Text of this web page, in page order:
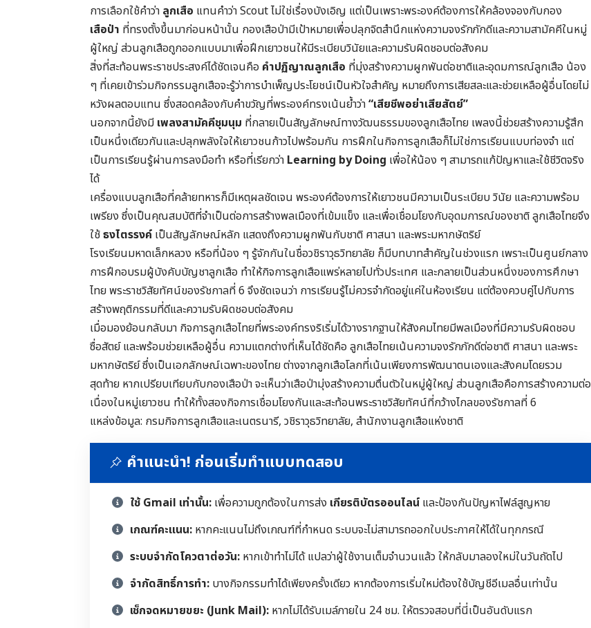
การเลือกใช้คำว่า ลูกเสือ แทนคำว่า Scout ไม่ใช่เรื่องบังเอิญ แต่เป็นเพราะพระองค์ต้องการให้คล้องจองกับกอง
เสือป่า ที่ทรงตั้งขึ้นมาก่อนหน้านั้น กองเสือป่ามีเป้าหมายเพื่อปลุกจิตสำนึกแห่งความจงรักภักดีและความสามัคคีในหมู่
ผู้ใหญ่ ส่วนลูกเสือถูกออกแบบมาเพื่อฝึกเยาวชนให้มีระเบียบวินัยและความรับผิดชอบต่อสังคม
สิ่งที่สะท้อนพระราชประสงค์ได้ชัดเจนคือ คำปฏิญาณลูกเสือ ที่มุ่งสร้างความผูกพันต่อชาติและอุดมการณ์ลูกเสือ น้อง
ๆ ที่เคยเข้าร่วมกิจกรรมลูกเสือจะรู้ว่าการบำเพ็ญประโยชน์เป็นหัวใจสำคัญ หมายถึงการเสียสละและช่วยเหลือผู้อื่นโดยไม่
หวังผลตอบแทน ซึ่งสอดคล้องกับคำขวัญที่พระองค์ทรงเน้นย้ำว่า“เสียชีพอย่าเสียสัตย์”
นอกจากนี้ยังมี เพลงสามัคคีชุมนุม ที่กลายเป็นสัญลักษณ์ทางวัฒนธรรมของลูกเสือไทย เพลงนี้ช่วยสร้างความรู้สึก
เป็นหนึ่งเดียวกันและปลุกพลังใจให้เยาวชนก้าวไปพร้อมกัน การฝึกในกิจการลูกเสือก็ไม่ใช่การเรียนแบบท่องจำ แต่
เป็นการเรียนรู้ผ่านการลงมือทำ หรือที่เรียกว่า Learning by Doing เพื่อให้น้อง ๆ สามารถแก้ปัญหาและใช้ชีวิตจริง
ได้
เครื่องแบบลูกเสือที่คล้ายทหารก็มีเหตุผลชัดเจน พระองค์ต้องการให้เยาวชนมีความเป็นระเบียบ วินัย และความพร้อม
เพรียง ซึ่งเป็นคุณสมบัติที่จำเป็นต่อการสร้างพลเมืองที่เข้มแข็ง และเพื่อเชื่อมโยงกับอุดมการณ์ของชาติ ลูกเสือไทยจึง
ใช้ธงไตรรงค์ เป็นสัญลักษณ์หลัก แสดงถึงความผูกพันกับชาติ ศาสนา และพระมหากษัตริย์
โรงเรียนมหาดเล็กหลวง หรือที่น้อง ๆ รู้จักกันในชื่อวชิราวุธวิทยาลัย ก็มีบทบาทสำคัญในช่วงแรก เพราะเป็นศูนย์กลาง
การฝึกอบรมผู้บังคับบัญชาลูกเสือ ทำให้กิจการลูกเสือแพร่หลายไปทั่วประเทศ และกลายเป็นส่วนหนึ่งของการศึกษา
ไทย พระราชวิสัยทัศน์ของรัชกาลที่ 6 จึงชัดเจนว่า การเรียนรู้ไม่ควรจำกัดอยู่แค่ในห้องเรียน แต่ต้องควบคู่ไปกับการ
สร้างพฤติกรรมที่ดีและความรับผิดชอบต่อสังคม
เมื่อมองย้อนกลับมา กิจการลูกเสือไทยที่พระองค์ทรงริเริ่มได้วางรากฐานให้สังคมไทยมีพลเมืองที่มีความรับผิดชอบ
ซื่อสัตย์ และพร้อมช่วยเหลือผู้อื่น ความแตกต่างที่เห็นได้ชัดคือ ลูกเสือไทยเน้นความจงรักภักดีต่อชาติ ศาสนา และพระ
มหากษัตริย์ ซึ่งเป็นเอกลักษณ์เฉพาะของไทย ต่างจากลูกเสือโลกที่เน้นเพียงการพัฒนาตนเองและสังคมโดยรวม
สุดท้าย หากเปรียบเทียบกับกองเสือป่า จะเห็นว่าเสือป่ามุ่งสร้างความตื่นตัวในหมู่ผู้ใหญ่ ส่วนลูกเสือคือการสร้างความต่อ
เนื่องในหมู่เยาวชน ทำให้ทั้งสองกิจการเชื่อมโยงกันและสะท้อนพระราชวิสัยทัศน์ที่กว้างไกลของรัชกาลที่ 6
แหล่งข้อมูล: กรมกิจการลูกเสือและเนตรนารี, วชิราวุธวิทยาลัย, สำนักงานลูกเสือแห่งชาติ
คำแนะนำ! ก่อนเริ่มทำแบบทดสอบ
ใช้ Gmail เท่านั้น: เพื่อความถูกต้องในการส่ง เกียรติบัตรออนไลน์ และป้องกันปัญหาไฟล์สูญหาย
เกณฑ์คะแนน: หากคะแนนไม่ถึงเกณฑ์ที่กำหนด ระบบจะไม่สามารถออกใบประกาศให้ได้ในทุกกรณี
ระบบจำกัดโควตาต่อวัน: หากเข้าทำไม่ได้ แปลว่าผู้ใช้งานเต็มจำนวนแล้ว ให้กลับมาลองใหม่ในวันถัดไป
จำกัดสิทธิ์การทำ: บางกิจกรรมทำได้เพียงครั้งเดียว หากต้องการเริ่มใหม่ต้องใช้บัญชีอีเมลอื่นเท่านั้น
เช็กจดหมายขยะ (Junk Mail): หากไม่ได้รับเมล์ภายใน 24 ชม. ให้ตรวจสอบที่นี่เป็นอันดับแรก